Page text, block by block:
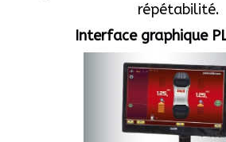
répétabilité.
Interface graphique